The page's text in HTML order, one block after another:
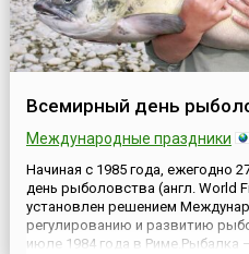
Всемирный день
Международные праздники
Начиная с 1985 года, ежегодно
день рыболовства (англ. World
установлен решением
регулированию и развитию
июле 1984 года в